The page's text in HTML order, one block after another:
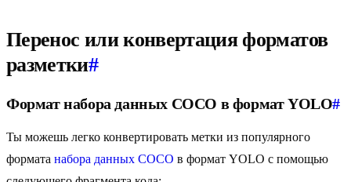
Перенос или конвертация форматов
разметки#
Формат набора данных COCO в формат YOLO#
Ты можешь легко конвертировать метки из популярного
формата набора данных COCO в формат YOLO с помощью